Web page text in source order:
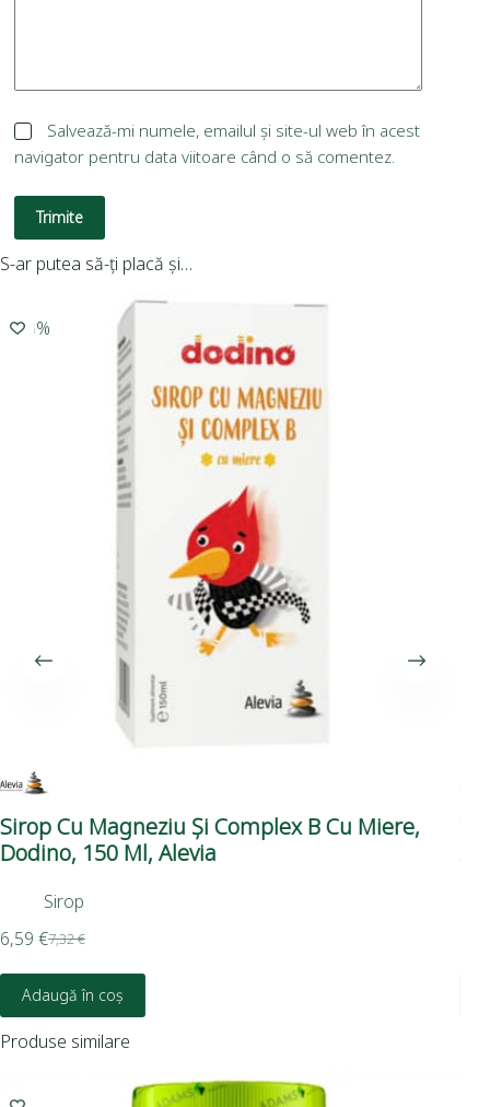
Salvează-mi numele, emailul și site-ul web în acest
navigator pentru data viitoare când o să comentez.
Trimite
S-ar putea să-ți placă și…
-10%
Sirop Cu Magneziu Și Complex B Cu Miere,
Dodino, 150 Ml, Alevia
Sirop
7,32€
6,59 €
Adaugă în coș
Produse similare